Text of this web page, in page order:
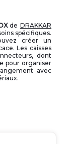
deDRAKKAR
spécifiques.
créer un
Les caisses
dont
pour organiser
avec